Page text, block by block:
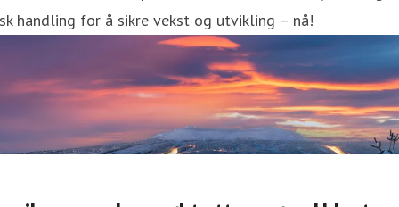
handling for å sikre vekst og utvikling – nå!